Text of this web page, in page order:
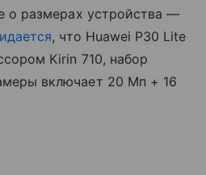
о размерах устройства —
, что Huawei P30 Lite
Kirin 710, набор
включает 20 Мп + 16